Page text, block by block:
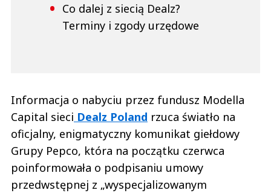
Co dalej z siecią Dealz?
Terminy i zgody urzędowe
Informacja o nabyciu przez fundusz Modella
Capital sieci Dealz Poland rzuca światło na
oficjalny, enigmatyczny komunikat giełdowy
Grupy Pepco, która na początku czerwca
poinformowała o podpisaniu umowy
przedwstępnej z „wyspecjalizowanym